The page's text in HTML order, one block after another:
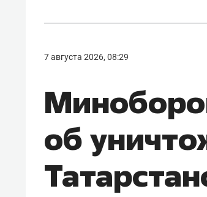
7 августа 2026, 08:29
об